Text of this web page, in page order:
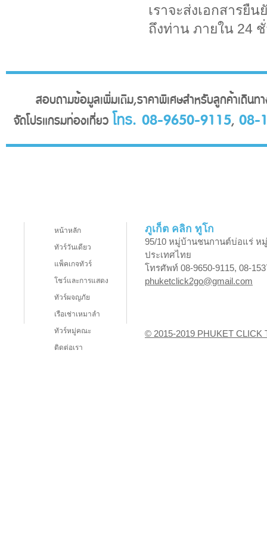
เราจะส่งเอกสารยื
ถึงท่าน ภายใน 24
สอบถามข้อมูลเพิ่มเติม,ราคาพิเศษสำหรับลูกค้าเดินท
จัดโปรแกรมท่องเที่ยว โทร. 08-9650-9115,08-
หน้าหลัก
ทัวร์วันเดียว
แพ็คเกจทัวร์
โชว์และการแสดง
ทัวร์ผจญภัย
เรือเช่าเหมาลำ
ทัวร์หมู่คณะ
ติดต่อเรา
ภูเก็ต คลิก ทูโก
95/10 หมู่บ้านชนกานต์บ่อแร่ ห
ประเทศไทย
โทรศัพท์ 08-9650-9115, 08-
phuketclick2go@gmail.com
© 2015-2019 PHUKET CLICK